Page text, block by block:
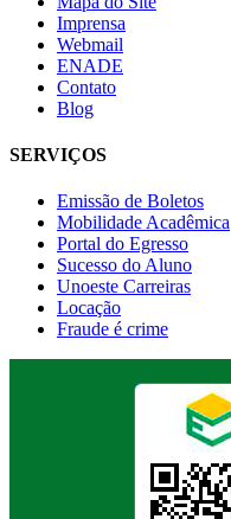
Imprensa
Webmail
ENADE
Contato
Blog
SERVIÇOS
Emissão de Boletos
Mobilidade Acadêmica
Portal do Egresso
Sucesso do Aluno
Unoeste Carreiras
Locação
Fraude é crime